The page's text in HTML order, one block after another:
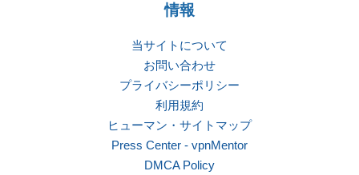
情報
当サイトについて
お問い合わせ
プライバシーポリシー
利用規約
ヒューマン・サイトマップ
Press Center - vpnMentor
DMCA Policy